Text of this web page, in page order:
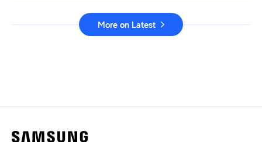
More on Latest